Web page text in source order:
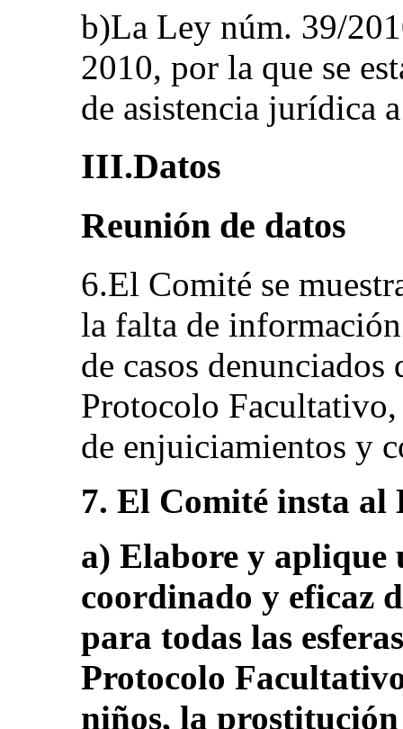
b)La Ley núm. 39/
2010, por la que se
de asistencia jurídica
III.Datos
Reunión de datos
6.El Comité se
la falta de
de casos
Protocolo
de enjuiciamientos y
7. El Comité insta al
a) Elabore y aplique
coordinado y eficaz
para todas las
Protocolo
niños, la